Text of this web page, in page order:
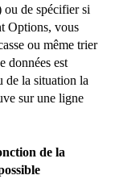
de spécifier si
Options, vous
ou même trier
données est
de la situation la
sur une ligne
de la